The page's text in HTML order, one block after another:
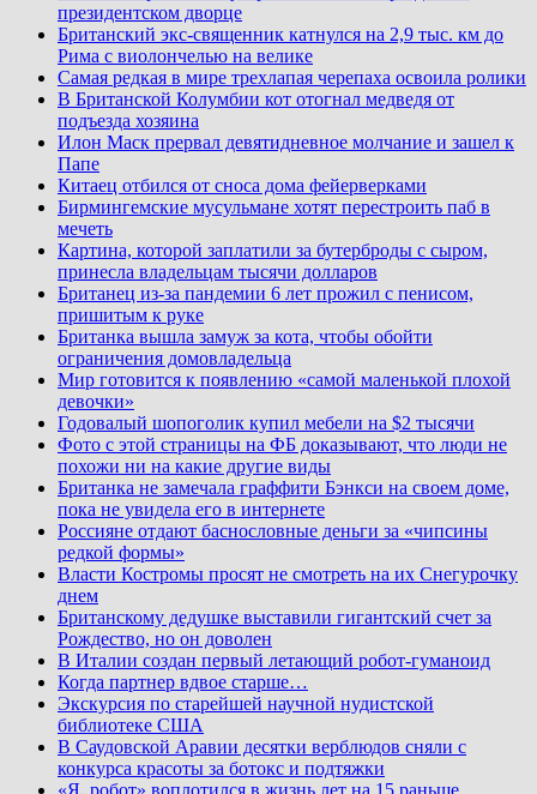
президентском дворце
Британский экс-священник катнулся на 2,9 тыс. км до
Рима с виолончелью на велике
Самая редкая в мире трехлапая черепаха освоила ролики
В Британской Колумбии кот отогнал медведя от
подъезда хозяина
Илон Маск прервал девятидневное молчание и зашел к
Папе
Китаец отбился от сноса дома фейерверками
Бирмингемские мусульмане хотят перестроить паб в
мечеть
Картина, которой заплатили за бутерброды с сыром,
принесла владельцам тысячи долларов
Британец из-за пандемии 6 лет прожил с пенисом,
пришитым к руке
Британка вышла замуж за кота, чтобы обойти
ограничения домовладельца
Мир готовится к появлению «самой маленькой плохой
девочки»
Годовалый шопоголик купил мебели на $2 тысячи
Фото с этой страницы на ФБ доказывают, что люди не
похожи ни на какие другие виды
Британка не замечала граффити Бэнкси на своем доме,
пока не увидела его в интернете
Россияне отдают баснословные деньги за «чипсины
редкой формы»
Власти Костромы просят не смотреть на их Снегурочку
днем
Британскому дедушке выставили гигантский счет за
Рождество, но он доволен
В Италии создан первый летающий робот-гуманоид
Когда партнер вдвое старше…
Экскурсия по старейшей научной нудистской
библиотеке США
В Саудовской Аравии десятки верблюдов сняли с
конкурса красоты за ботокс и подтяжки
«Я, робот» воплотился в жизнь лет на 15 раньше